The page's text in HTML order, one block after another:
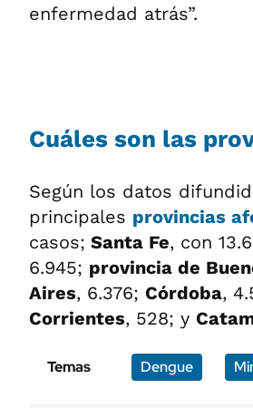
enfermedad atrás”.
Cuáles son las
Según los datos
principales provincias
casos; Santa Fe, con
6.945; provincia de
Aires, 6.376; Córdoba,
Corrientes, 528; y
Temas Dengue